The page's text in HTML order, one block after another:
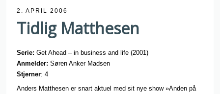
2. APRIL 2006
Tidlig Matthesen
Serie: Get Ahead – in business and life (2001)
Anmelder: Søren Anker Madsen
Stjerner: 4
Anders Matthesen er snart aktuel med sit nye show »Anden på